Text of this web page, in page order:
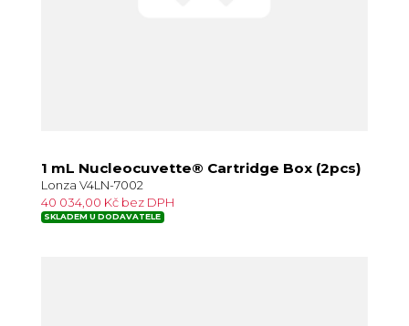
1 mL Nucleocuvette® Cartridge Box (2pcs)
Lonza V4LN-7002
40 034,00 Kč bez DPH
SKLADEM U DODAVATELE